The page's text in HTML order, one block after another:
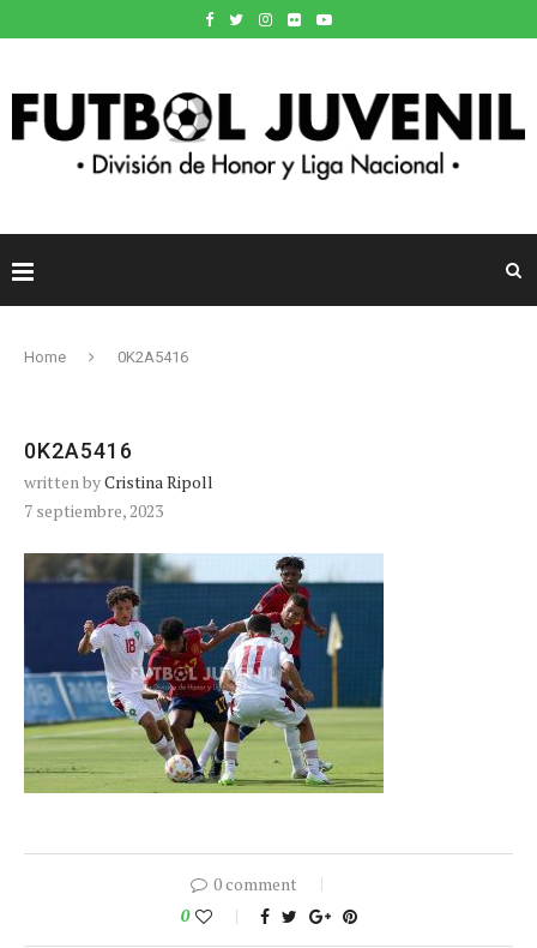
Home 0K2A5416
0K2A5416
written byCristina Ripoll
7 septiembre, 2023
0 comment
0